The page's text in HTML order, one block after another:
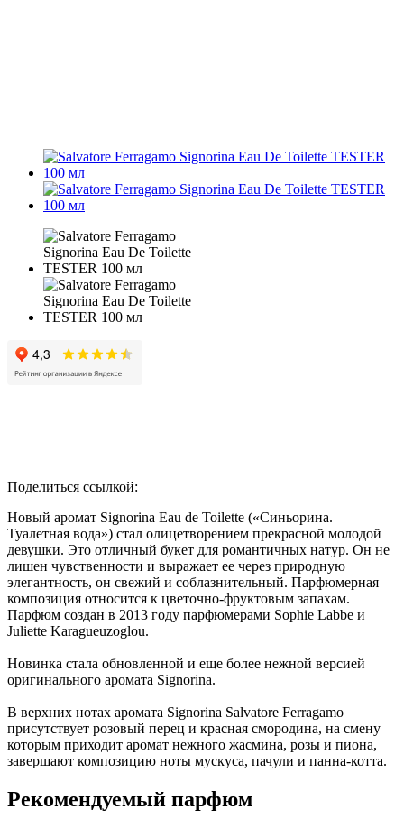
Поделиться ссылкой:
Новый аромат Signorina Eau de Toilette («Синьорина.
Туалетная вода») стал олицетворением прекрасной молодой
девушки. Это отличный букет для романтичных натур. Он не
лишен чувственности и выражает ее через природную
элегантность, он свежий и соблазнительный. Парфюмерная
композиция относится к цветочно-фруктовым запахам.
Парфюм создан в 2013 году парфюмерами Sophie Labbe и
Juliette Karagueuzoglou.
Новинка стала обновленной и еще более нежной версией
оригинального аромата Signorina.
В верхних нотах аромата Signorina Salvatore Ferragamo
присутствует розовый перец и красная смородина, на смену
которым приходит аромат нежного жасмина, розы и пиона,
завершают композицию ноты мускуса, пачули и панна-котта.
Рекомендуемый парфюм